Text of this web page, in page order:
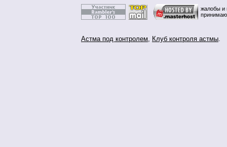
жалобы и
Астма под контролем, Клуб контроля астмы.